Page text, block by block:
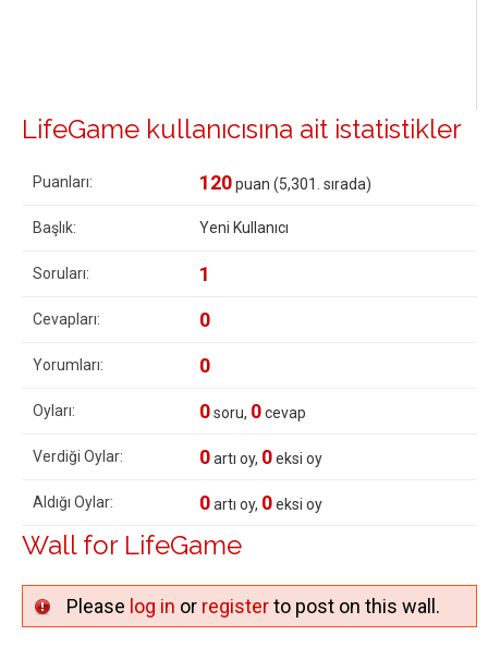
LifeGame kullanıcısına ait istatistikler
Puanları: 120puan (5,301 . sırada)
Başlık: Yeni Kullanıcı
Soruları: 1
Cevapları: 0
Yorumları: 0
Oyları: 0soru, 0cevap
Verdiği Oylar: 0artı oy, 0eksi oy
Aldığı Oylar: 0artı oy, 0eksi oy
Wall for LifeGame
Please log in or registerto post on this wall.